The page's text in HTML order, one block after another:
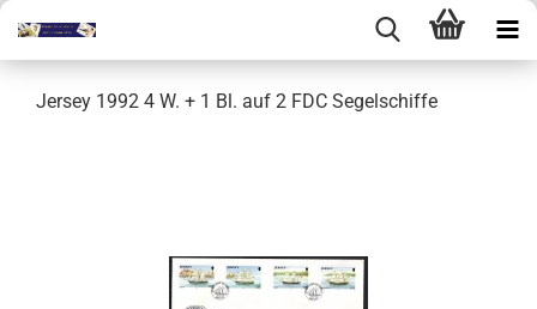
Jersey 1992 4 W. + 1 Bl. auf 2 FDC Segelschiffe